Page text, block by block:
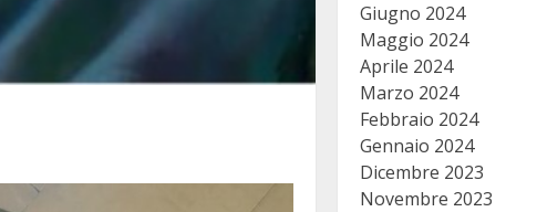
Giugno 2024
Maggio 2024
Aprile 2024
Marzo 2024
Febbraio 2024
Gennaio 2024
Dicembre 2023
Novembre 2023